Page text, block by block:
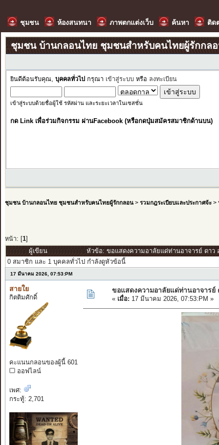
ชุมชน ห้องสนทนา ภาพตกแต่งเว็บ ค้นหา ติด
ชุมชน บ้านกลอนไทย ชุมชนสำหรับคนไทยผู้รักกล
ยินดีต้อนรับคุณ, บุคคลทั่วไป กรุณา เข้าสู่ระบบ หรือ ลงทะเบียน
เข้าสู่ระบบด้วยชื่อผู้ใช้ รหัสผ่าน และระยะเวลาในเซสชั่น
กด Link เพื่อร่วมกิจกรรม ผ่านFacebook (หรือกดปุ่มสมัครสมาชิกด้านบน)
ชุมชน บ้านกลอนไทย ชุมชนสำหรับคนไทยผู้รักกลอน> รวมกฎระเบียบและประกาศจ้ะ>
หน้า: [ 1]
ผู้เขียน
หัวข้อ: ขอแสดงความอาลัยแด่ท่านอาจารย์ ดาว
0 สมาชิก และ 1 บุคคลทั่วไป กำลังดูหัวข้อนี้
17 มีนาคม 2026, 07:53:PM
สายใย
กิตติมศักดิ์
คะแนนกลอนของผู้นี้ 601
ออฟไลน์
เพศ:
กระทู้: 2,701
ขอแสดงความอาลัยแด่ท่านอาจารย์
« เมื่อ: 17 มีนาคม 2026, 07:53:PM »